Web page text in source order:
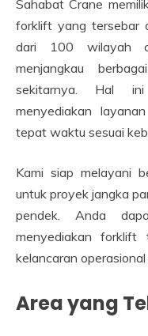
Sahabat Crane
forklift yang tersebar
dari 100 wilayah
menjangkau
sekitarnya. Hal
menyediakan
tepat waktu sesuai
Kami siap melayani
untuk proyek jangka
pendek. Anda
menyediakan forklift
kelancaran operasional
Area yang